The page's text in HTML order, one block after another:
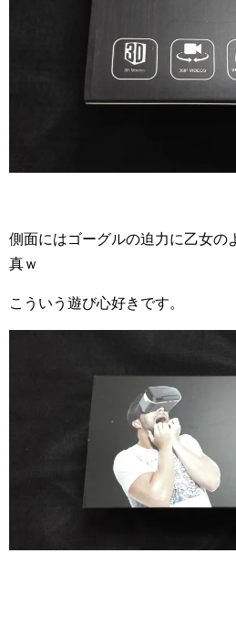
側面にはゴーグルの迫力に乙女の
真ｗ
こういう遊び心好きです。